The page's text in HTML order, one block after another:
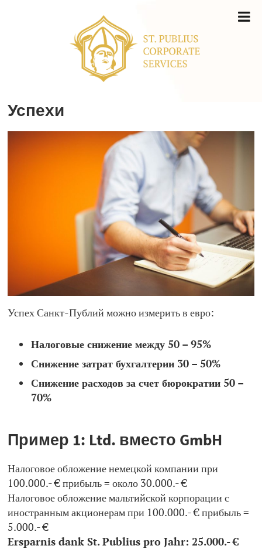
Успехи
Успех Санкт-Публий можно измерить в евро:
Налоговые снижение между 50 – 95%
Снижение затрат бухгалтерии 30 – 50%
Снижение расходов за счет бюрократии 50 –
70%
Пример 1: Ltd. вместо GmbH
Налоговое обложение немецкой компании при
100.000.- € прибыль = около 30.000.- €
Налоговое обложение мальтийской корпорации с
иностранным акционерам при 100.000.- € прибыль =
5.000.- €
Ersparnis dank St. Publius pro Jahr: 25.000.- €